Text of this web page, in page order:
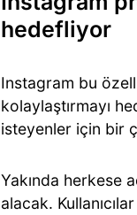
hedefliyor
Instagram bu
kolaylaştırmayı
isteyenler için bir
Yakında herkese
alacak.